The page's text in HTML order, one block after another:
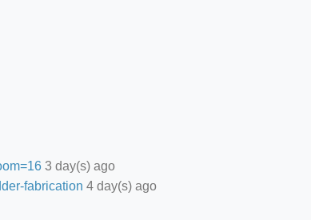
3 day(s) ago
fabrication 4 day(s) ago